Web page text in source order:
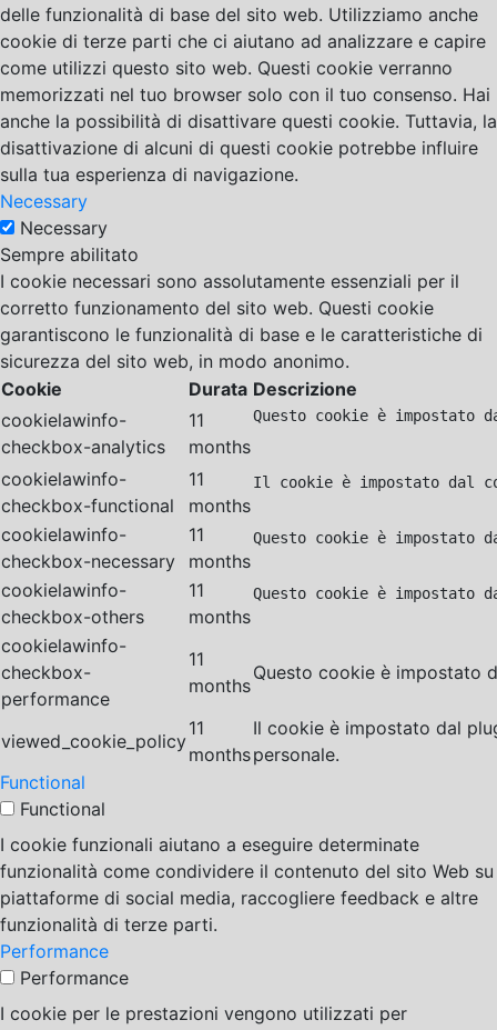
delle funzionalità di base del sito web. Utilizziamo anche
cookie di terze parti che ci aiutano ad analizzare e capire
come utilizzi questo sito web. Questi cookie verranno
memorizzati nel tuo browser solo con il tuo consenso. Hai
anche la possibilità di disattivare questi cookie. Tuttavia, la
disattivazione di alcuni di questi cookie potrebbe influire
sulla tua esperienza di navigazione.
Necessary
Necessary
Sempre abilitato
I cookie necessari sono assolutamente essenziali per il
corretto funzionamento del sito web. Questi cookie
garantiscono le funzionalità di base e le caratteristiche di
sicurezza del sito web, in modo anonimo.
Cookie
Durata Descrizione
cookielawinfo-
checkbox-analytics
11
months
Questo cookie è
cookielawinfo-
checkbox-functional
11
months
Il cookie è impostato dal
cookielawinfo-
checkbox-necessary
11
months
Questo cookie è impostato
cookielawinfo-
checkbox-others
11
months
Questo cookie è
cookielawinfo-
checkbox-
performance
11
months
Questo cookie è impostato
viewed_cookie_policy
11
months
Il cookie è impostato dal
personale.
Functional
Functional
I cookie funzionali aiutano a eseguire determinate
funzionalità come condividere il contenuto del sito Web su
piattaforme di social media, raccogliere feedback e altre
funzionalità di terze parti.
Performance
Performance
I cookie per le prestazioni vengono utilizzati per